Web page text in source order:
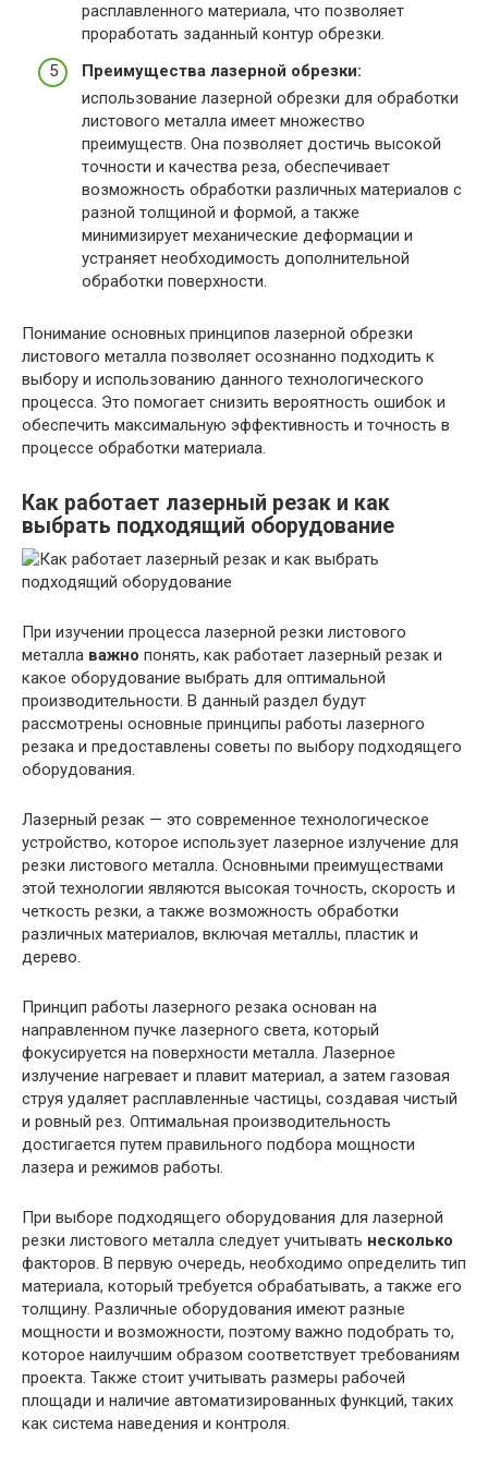
расплавленного материала, что позволяет
проработать заданный контур обрезки.
Преимущества лазерной обрезки:
использование лазерной обрезки для обработки
листового металла имеет множество
преимуществ. Она позволяет достичь высокой
точности и качества реза, обеспечивает
возможность обработки различных материалов с
разной толщиной и формой, а также
минимизирует механические деформации и
устраняет необходимость дополнительной
обработки поверхности.
Понимание основных принципов лазерной обрезки
листового металла позволяет осознанно подходить к
выбору и использованию данного технологического
процесса. Это помогает снизить вероятность ошибок и
обеспечить максимальную эффективность и точность в
процессе обработки материала.
Как работает лазерный резак и как
выбрать подходящий оборудование
При изучении процесса лазерной резки листового
металла важно понять, как работает лазерный резак и
какое оборудование выбрать для оптимальной
производительности. В данный раздел будут
рассмотрены основные принципы работы лазерного
резака и предоставлены советы по выбору подходящего
оборудования.
Лазерный резак — это современное технологическое
устройство, которое использует лазерное излучение для
резки листового металла. Основными преимуществами
этой технологии являются высокая точность, скорость и
четкость резки, а также возможность обработки
различных материалов, включая металлы, пластик и
дерево.
Принцип работы лазерного резака основан на
направленном пучке лазерного света, который
фокусируется на поверхности металла. Лазерное
излучение нагревает и плавит материал, а затем газовая
струя удаляет расплавленные частицы, создавая чистый
и ровный рез. Оптимальная производительность
достигается путем правильного подбора мощности
лазера и режимов работы.
При выборе подходящего оборудования для лазерной
резки листового металла следует учитывать несколько
факторов. В первую очередь, необходимо определить тип
материала, который требуется обрабатывать, а также его
толщину. Различные оборудования имеют разные
мощности и возможности, поэтому важно подобрать то,
которое наилучшим образом соответствует требованиям
проекта. Также стоит учитывать размеры рабочей
площади и наличие автоматизированных функций, таких
как система наведения и контроля.